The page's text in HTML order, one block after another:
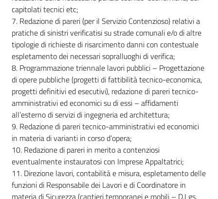
capitolati tecnici etc;
7. Redazione di pareri (per il Servizio Contenzioso) relativi a
pratiche di sinistri verificatisi su strade comunali e/o di altre
tipologie di richieste di risarcimento danni con contestuale
espletamento dei necessari sopralluoghi di verifica;
8. Programmazione triennale lavori pubblici – Progettazione
di opere pubbliche (progetti di fattibilità tecnico-economica,
progetti definitivi ed esecutivi), redazione di pareri tecnico-
amministrativi ed economici su di essi – affidamenti
all’esterno di servizi di ingegneria ed architettura;
9. Redazione di pareri tecnico-amministrativi ed economici
in materia di varianti in corso d’opera;
10. Redazione di pareri in merito a contenziosi
eventualmente instauratosi con Imprese Appaltatrici;
11. Direzione lavori, contabilità e misura, espletamento delle
funzioni di Responsabile dei Lavori e di Coordinatore in
materia di Sicurezza (cantieri temporanei e mobili – D.Lgs.